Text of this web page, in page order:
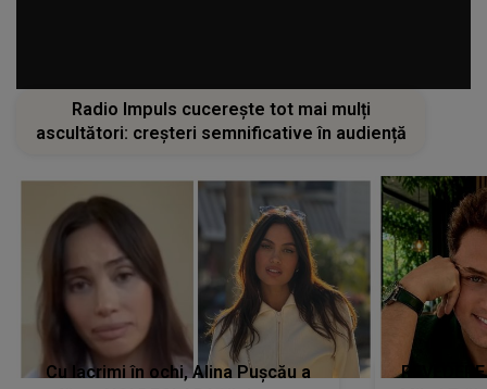
Radio Impuls cucerește tot mai mulți
ascultători: creșteri semnificative în audiență
Cu lacrimi în ochi, Alina Pușcău a